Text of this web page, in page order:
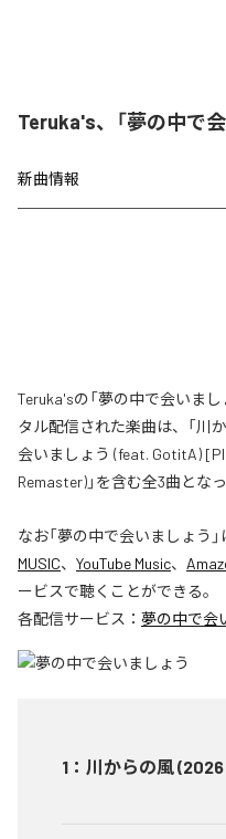
Teruka's、「夢の中で
新曲情報
Teruka'sの「夢の中で会いま
タル配信された楽曲は、「川
会いましょう (feat. GotitA)
Remaster)」を含む全3曲となっ
なお「夢の中で会いましょう
MUSIC、 YouTube Music、
ービスで聴くことができる。
各配信サービス： 夢の中で会
1 ： 川からの風